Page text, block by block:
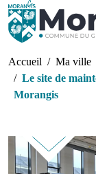
Aller au contenu
Fil
Accueil Ma ville
Le site de
Morangis